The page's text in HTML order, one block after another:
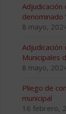
denominado
8 mayo,
Adjudicación
Municipales
8 mayo,
Pliego de
municipal
16 febrero,